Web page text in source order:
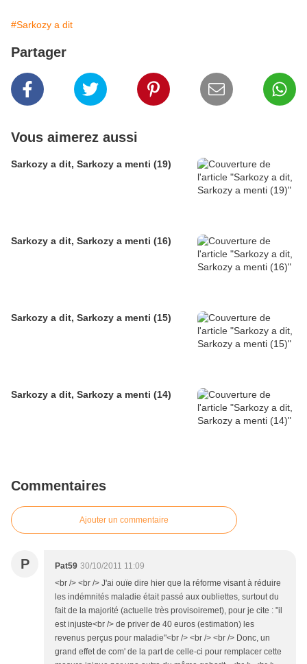
#Sarkozy a dit
Partager
Vous aimerez aussi
Sarkozy a dit, Sarkozy a menti (19)
Sarkozy a dit, Sarkozy a menti (16)
Sarkozy a dit, Sarkozy a menti (15)
Sarkozy a dit, Sarkozy a menti (14)
Commentaires
Ajouter un commentaire
P Pat59 30/10/2011 11:09
<br /> <br /> J'ai ouïe dire hier que la réforme visant à réduire
les indémnités maladie était passé aux oubliettes, surtout du
fait de la majorité (actuelle très provisoiremet), pour je cite : "il
est injuste<br /> de priver de 40 euros (estimation) les
revenus perçus pour maladie"<br /> <br /> <br /> Donc, un
grand effet de com' de la part de celle-ci pour remplacer cette